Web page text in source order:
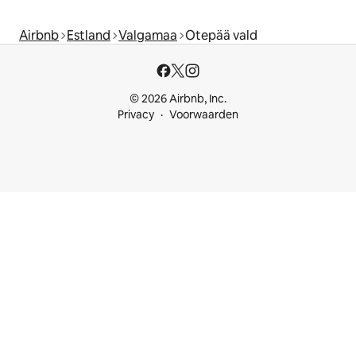
Airbnb Estland Valgamaa Otepää vald
© 2026 Airbnb, Inc.
Privacy
Voorwaarden